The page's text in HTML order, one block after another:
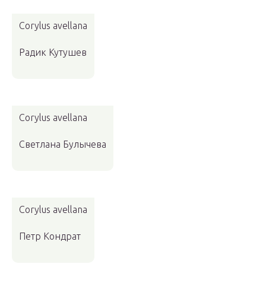
Corylus avellana
Радик Кутушев
Corylus avellana
Светлана Булычева
Corylus avellana
Петр Кондрат